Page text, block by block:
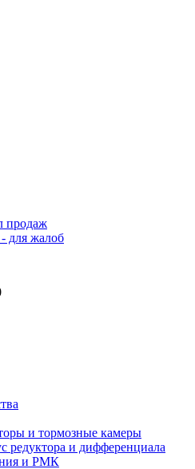
продаж
для жалоб
и тормозные камеры
редуктора и дифференциала
и РМК